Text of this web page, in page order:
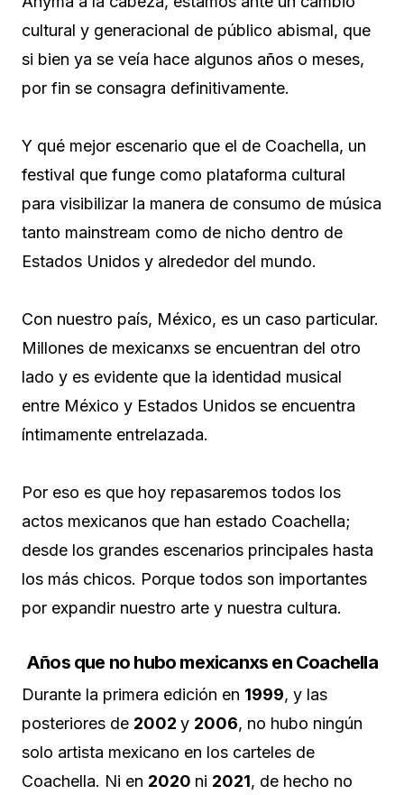
cultural y generacional de público abismal, que
si bien ya se veía hace algunos años o meses,
por fin se consagra definitivamente.
Y qué mejor escenario que el de Coachella, un
festival que funge como plataforma cultural
para visibilizar la manera de consumo de música
tanto mainstream como de nicho dentro de
Estados Unidos y alrededor del mundo.
Con nuestro país, México, es un caso particular.
Millones de mexicanxs se encuentran del otro
lado y es evidente que la identidad musical
entre México y Estados Unidos se encuentra
íntimamente entrelazada.
Por eso es que hoy repasaremos todos los
actos mexicanos que han estado Coachella;
desde los grandes escenarios principales hasta
los más chicos. Porque todos son importantes
por expandir nuestro arte y nuestra cultura.
Años que no hubo mexicanxs en Coachella
Durante la primera edición en 1999, y las
posteriores de 2002 y 2006, no hubo ningún
solo artista mexicano en los carteles de
Coachella. Ni en 2020 ni 2021, de hecho no